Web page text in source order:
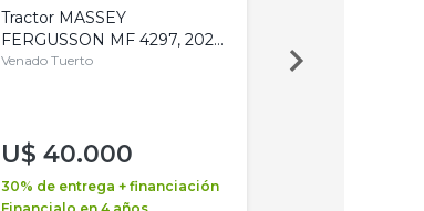
Tractor MASSEY
FERGUSSON MF 4297, 2020,
4WD, PATON
Venado Tuerto
U$ 40.000
30% de entrega + financiación
Venado Tuerto